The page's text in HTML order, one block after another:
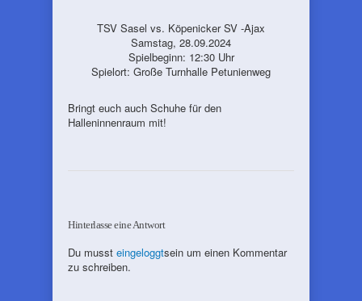
TSV Sasel vs. Köpenicker SV -Ajax
Samstag, 28.09.2024
Spielbeginn: 12:30 Uhr
Spielort: Große Turnhalle Petunienweg
Bringt euch auch Schuhe für den
Halleninnenraum mit!
Hinterlasse eine Antwort
Du musst eingeloggtsein um einen Kommentar
zu schreiben.